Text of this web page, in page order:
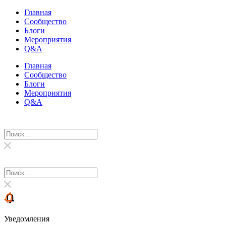
Главная
Сообщество
Блоги
Мероприятия
Q&A
Главная
Сообщество
Блоги
Мероприятия
Q&A
Уведомления